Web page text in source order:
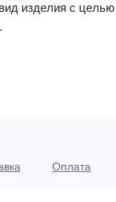
изделия с целью
Оплата